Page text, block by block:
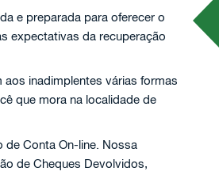
e preparada para oferecer o
expectativas da recuperação
inadimplentes várias formas
que mora na localidade de
de Conta On-line. Nossa
de Cheques Devolvidos,